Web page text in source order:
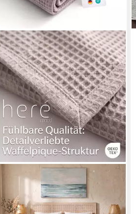
HERÉMOOD
Tagesdecke Tagesdecke 150 x 200 –
Sofadecke, flauschig, warm für
Einzelbett, Wohn- und